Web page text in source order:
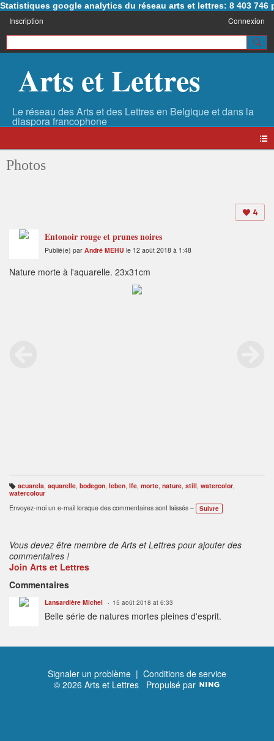
Statistiques google analytics du réseau arts et lettres: 8 403 746
Inscription Connexion
Arts et Lettres
Photos
4
Entonoir rouge et prunes noires
Publié(e) par André MEHU le 12 août 2018 à 1:48
Nature morte à l'aquarelle. 23x31cm
B
ali
s
e
acuarela, aquarelle, bodegon, leben, lfe, morte, nature, still, watercolor,
watercolour
Envoyez-moi un e-mail lorsque des commentaires sont laissés –
Suivre
Vous devez être membre de Arts et Lettres pour ajouter des
commentaires !
Join Arts et Lettres
Commentaires
Lansardière Michel 15 août 2018 at 6:33
Belle série de natures mortes pleines d'esprit.
Signaler un problème | Conditions de service
© 2026 Arts et Lettres Propulsé par